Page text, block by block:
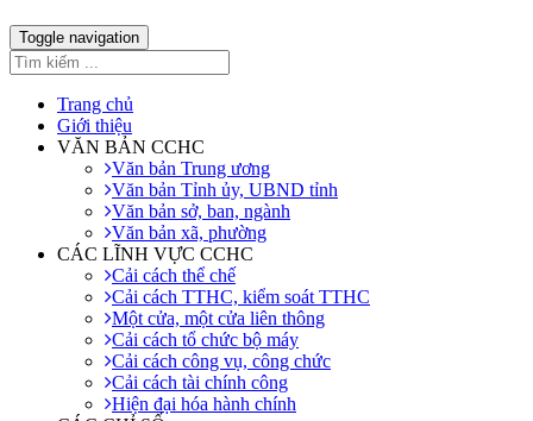
Toggle navigation
Trang chủ
Giới thiệu
VĂN BẢN CCHC
Văn bản Trung ương
Văn bản Tỉnh ủy, UBND tỉnh
Văn bản sở, ban, ngành
Văn bản xã, phường
CÁC LĨNH VỰC CCHC
Cải cách thể chế
Cải cách TTHC, kiểm soát TTHC
Một cửa, một cửa liên thông
Cải cách tổ chức bộ máy
Cải cách công vụ, công chức
Cải cách tài chính công
Hiện đại hóa hành chính